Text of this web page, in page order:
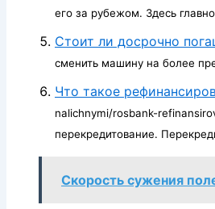
его за рубежом. Здесь
Стоит ли досрочно
сменить машину на более
Что такое
nalichnymi/rosbank-
перекредитование.
Скорость сужения